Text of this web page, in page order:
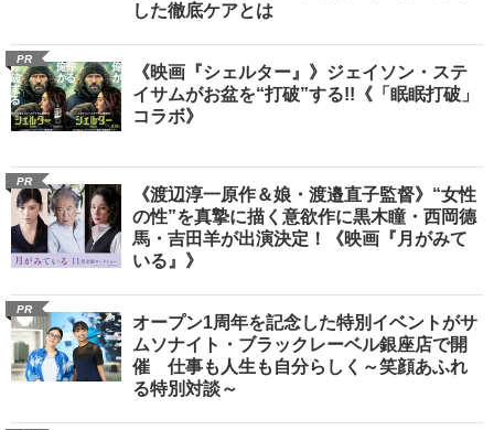
した徹底ケアとは
PR
《映画『シェルター』》ジェイソン・ステ
イサムがお盆を“打破”する!!《「眠眠打破」
コラボ》
PR
《渡辺淳一原作＆娘・渡邉直子監督》“女性
の性”を真摯に描く意欲作に黒木瞳・西岡德
馬・吉田羊が出演決定！《映画『月がみて
いる』》
PR
オープン1周年を記念した特別イベントがサ
ムソナイト・ブラックレーベル銀座店で開
催 仕事も人生も自分らしく～笑顔あふれ
る特別対談～